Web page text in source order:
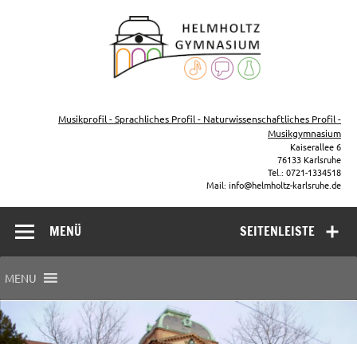
Musikprofil - Sprachliches Profil - Naturwissenschaftliches Profil -
Musikgymnasium
Kaiserallee 6
76133 Karlsruhe
Tel.: 0721-1334518
Mail: info@helmholtz-karlsruhe.de
SEITENLEISTE
MENÜ
MENU